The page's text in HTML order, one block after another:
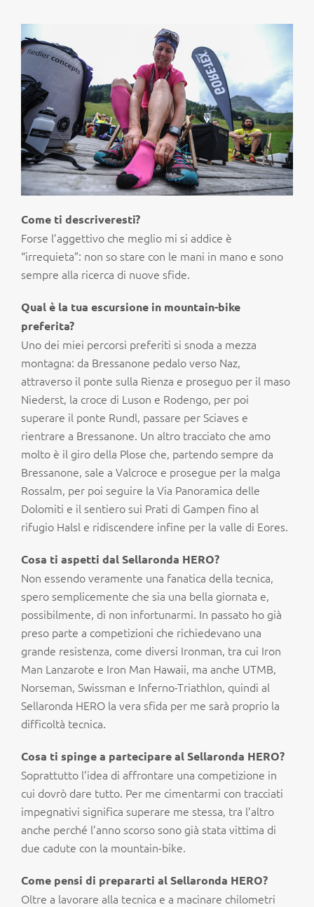
Come ti descriveresti?
Forse l’aggettivo che meglio mi si addice è
“irrequieta”: non so stare con le mani in mano e sono
sempre alla ricerca di nuove sfide.
Qual è la tua escursione in mountain-bike
preferita?
Uno dei miei percorsi preferiti si snoda a mezza
montagna: da Bressanone pedalo verso Naz,
attraverso il ponte sulla Rienza e proseguo per il maso
Niederst, la croce di Luson e Rodengo, per poi
superare il ponte Rundl, passare per Sciaves e
rientrare a Bressanone. Un altro tracciato che amo
molto è il giro della Plose che, partendo sempre da
Bressanone, sale a Valcroce e prosegue per la malga
Rossalm, per poi seguire la Via Panoramica delle
Dolomiti e il sentiero sui Prati di Gampen fino al
rifugio Halsl e ridiscendere infine per la valle di Eores.
Cosa ti aspetti dal Sellaronda HERO?
Non essendo veramente una fanatica della tecnica,
spero semplicemente che sia una bella giornata e,
possibilmente, di non infortunarmi. In passato ho già
preso parte a competizioni che richiedevano una
grande resistenza, come diversi Ironman, tra cui Iron
Man Lanzarote e Iron Man Hawaii, ma anche UTMB,
Norseman, Swissman e Inferno-Triathlon, quindi al
Sellaronda HERO la vera sfida per me sarà proprio la
difficoltà tecnica.
Cosa ti spinge a partecipare al Sellaronda HERO?
Soprattutto l’idea di affrontare una competizione in
cui dovrò dare tutto. Per me cimentarmi con tracciati
impegnativi significa superare me stessa, tra l’altro
anche perché l’anno scorso sono già stata vittima di
due cadute con la mountain-bike.
Come pensi di prepararti al Sellaronda HERO?
Oltre a lavorare alla tecnica e a macinare chilometri